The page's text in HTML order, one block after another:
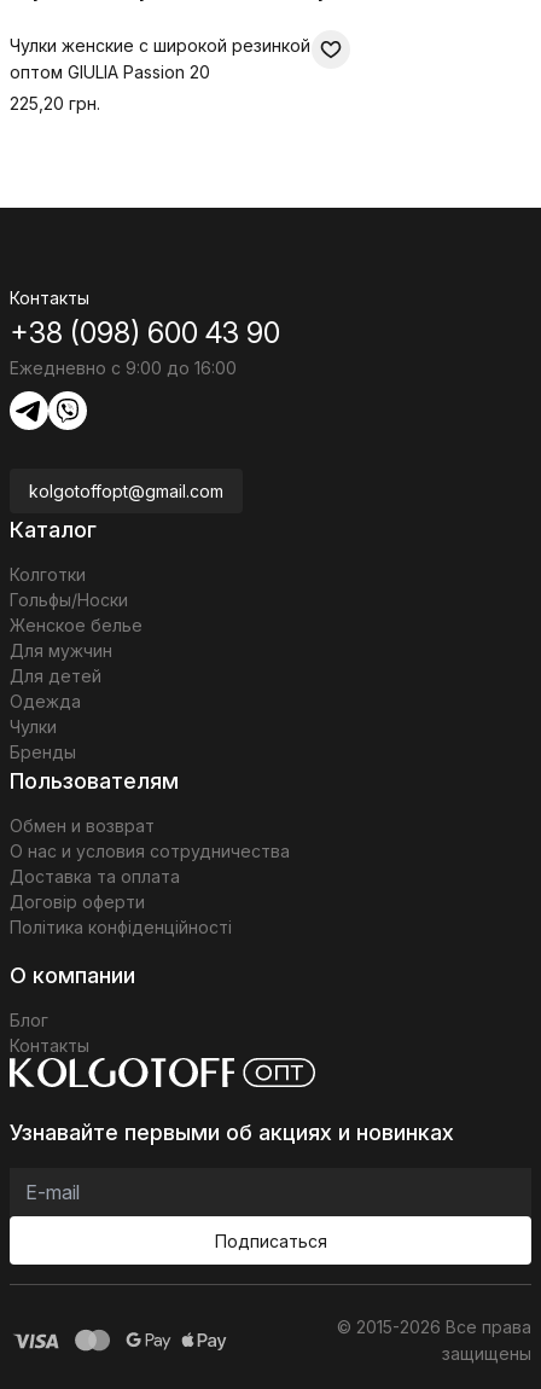
Чулки женские с широкой резинкой
оптом GIULIA Passion 20
225,20 грн.
Контакты
+38 (098) 600 43 90
Ежедневно с 9:00 до 16:00
kolgotoffopt@gmail.com
Каталог
Колготки
Гольфы/Носки
Женское белье
Для мужчин
Для детей
Одежда
Чулки
Бренды
Пользователям
Обмен и возврат
О нас и условия сотрудничества
Доставка та оплата
Договір оферти
Політика конфіденційності
О компании
Блог
Контакты
Узнавайте первыми об акциях и новинках
Подписаться
© 2015-2026 Все права
защищены